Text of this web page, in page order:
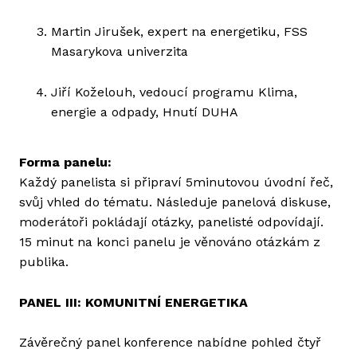
Martin Jirušek, expert na energetiku, FSS
Masarykova univerzita
Jiří Koželouh, vedoucí programu Klima,
energie a odpady, Hnutí DUHA
Forma panelu:
Každý panelista si připraví 5minutovou úvodní řeč,
svůj vhled do tématu. Následuje panelová diskuse,
moderátoři pokládají otázky, panelisté odpovídají.
15 minut na konci panelu je věnováno otázkám z
publika.
PANEL III: KOMUNITNÍ ENERGETIKA
Závěrečný panel konference nabídne pohled čtyř